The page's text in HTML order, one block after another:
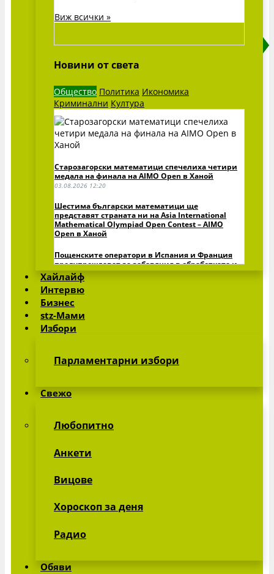
Виж всички »
Новини от света
Общество Политика Икономика
Криминални Култура
Старозагорски математици спечелиха четири
медала на финала на AIMO Open в Ханой
03.08.2026 12:20
Шестима български математици ще
представят страната ни на Asia International
Mathematical Olympiad Open Contest – AIMO
Open в Ханой
Пощенските оператори в Испания и Франция
предупреждават за забавяния в обработката и
доставката на пратки
Виж всички »
Хайлайф
Интервю
Бизнес
stz-Мами
Избори
Парламентарни избори
Свежо
Любопитно
Анкети
Вицове
Хороскоп за деня
Радио
Обяви